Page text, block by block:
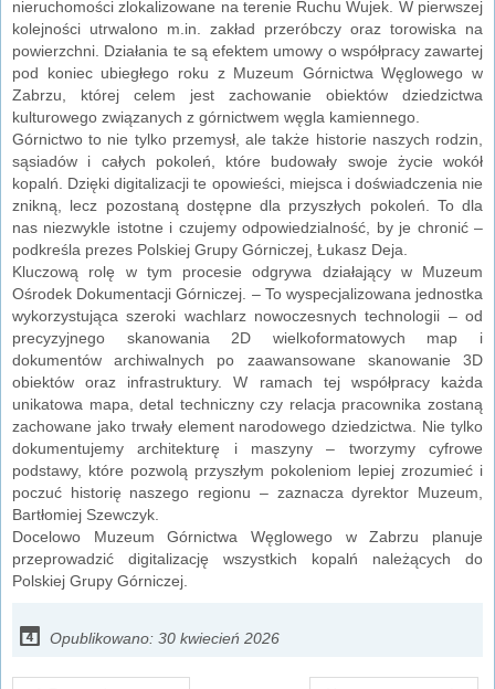
nieruchomości zlokalizowane na terenie Ruchu Wujek. W pierwszej
kolejności utrwalono m.in. zakład przeróbczy oraz torowiska na
powierzchni. Działania te są efektem umowy o współpracy zawartej
pod koniec ubiegłego roku z Muzeum Górnictwa Węglowego w
Zabrzu, której celem jest zachowanie obiektów dziedzictwa
kulturowego związanych z górnictwem węgla kamiennego.
Górnictwo to nie tylko przemysł, ale także historie naszych rodzin,
sąsiadów i całych pokoleń, które budowały swoje życie wokół
kopalń. Dzięki digitalizacji te opowieści, miejsca i doświadczenia nie
znikną, lecz pozostaną dostępne dla przyszłych pokoleń. To dla
nas niezwykle istotne i czujemy odpowiedzialność, by je chronić –
podkreśla prezes Polskiej Grupy Górniczej, Łukasz Deja.
Kluczową rolę w tym procesie odgrywa działający w Muzeum
Ośrodek Dokumentacji Górniczej. – To wyspecjalizowana jednostka
wykorzystująca szeroki wachlarz nowoczesnych technologii – od
precyzyjnego skanowania 2D wielkoformatowych map i
dokumentów archiwalnych po zaawansowane skanowanie 3D
obiektów oraz infrastruktury. W ramach tej współpracy każda
unikatowa mapa, detal techniczny czy relacja pracownika zostaną
zachowane jako trwały element narodowego dziedzictwa. Nie tylko
dokumentujemy architekturę i maszyny – tworzymy cyfrowe
podstawy, które pozwolą przyszłym pokoleniom lepiej zrozumieć i
poczuć historię naszego regionu – zaznacza dyrektor Muzeum,
Bartłomiej Szewczyk.
Docelowo Muzeum Górnictwa Węglowego w Zabrzu planuje
przeprowadzić digitalizację wszystkich kopalń należących do
Polskiej Grupy Górniczej.
Opublikowano: 30 kwiecień 2026